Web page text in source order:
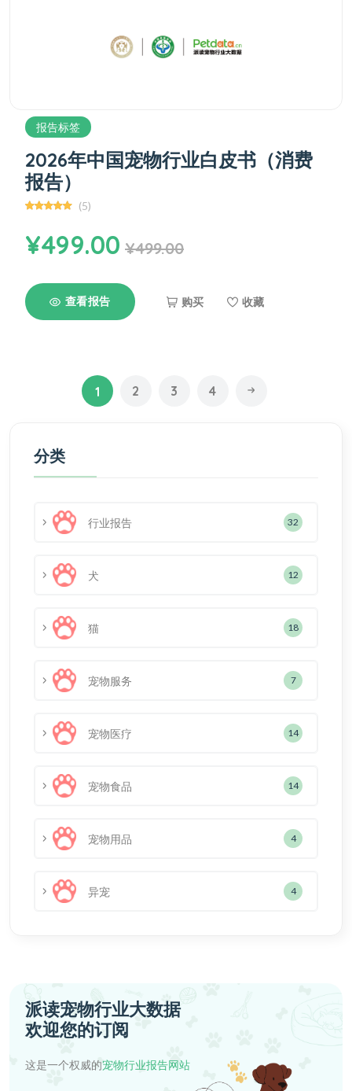
报告标签
2026年中国宠物行业白皮书（消费
报告）
(5)
¥499.00 ¥499.00
查看报告 购买 收藏
1 2 3 4
分类
行业报告 32
犬 12
猫 18
宠物服务 7
宠物医疗 14
宠物食品 14
宠物用品 4
异宠 4
派读宠物行业大数据
欢迎您的订阅
这是一个权威的宠物行业报告网站